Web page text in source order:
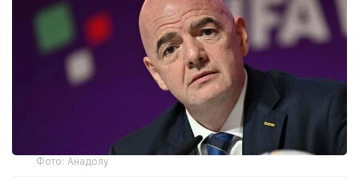
Фото: Анадолу